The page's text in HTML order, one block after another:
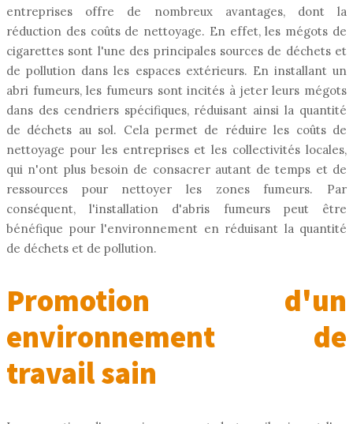
entreprises offre de nombreux avantages, dont la
réduction des coûts de nettoyage. En effet, les mégots de
cigarettes sont l'une des principales sources de déchets et
de pollution dans les espaces extérieurs. En installant un
abri fumeurs, les fumeurs sont incités à jeter leurs mégots
dans des cendriers spécifiques, réduisant ainsi la quantité
de déchets au sol. Cela permet de réduire les coûts de
nettoyage pour les entreprises et les collectivités locales,
qui n'ont plus besoin de consacrer autant de temps et de
ressources pour nettoyer les zones fumeurs. Par
conséquent, l'installation d'abris fumeurs peut être
bénéfique pour l'environnement en réduisant la quantité
de déchets et de pollution.
Promotion d'un
environnement de
travail sain